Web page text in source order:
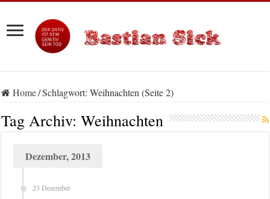
Home/Schlagwort:Weihnachten(Seite 2)
Tag Archiv:Weihnachten
Dezember, 2013
23 Dezember